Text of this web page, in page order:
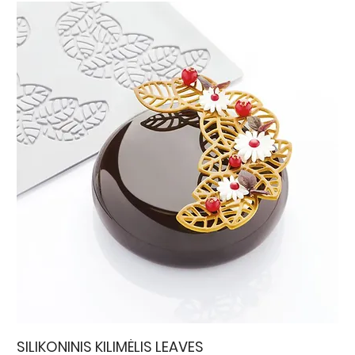
SILIKONINIS KILIMĖLIS LEAVES